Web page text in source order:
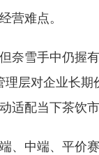
营难点。
奈雪手中仍握
层对企业长
适配当下茶饮市
、中端、平价